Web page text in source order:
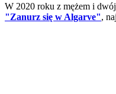
W 2020 roku z mężem i
"Zanurz się w Algarve",